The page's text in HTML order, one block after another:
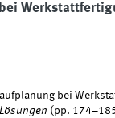
bei
(pp.